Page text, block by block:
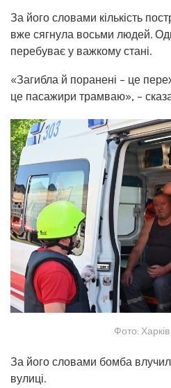
За його словами кількість
вже сягнула восьми людей.
перебуває у важкому стані.
«Загибла й поранені – це
це пасажири трамваю», –
Фото:
За його словами бомба
вулиці.